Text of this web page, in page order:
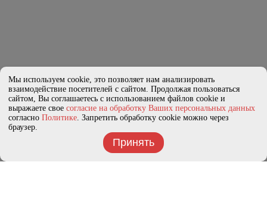
Мы используем cookie, это позволяет нам анализировать
взаимодействие посетителей с сайтом. Продолжая пользоваться
сайтом, Вы соглашаетесь с использованием файлов cookie и
выражаете свое согласие на обработку Ваших персональных данных
согласно Политике. Запретить обработку cookie можно через
браузер.
Принять